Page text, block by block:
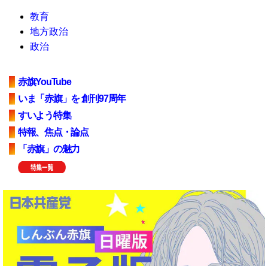
教育
地方政治
政治
赤旗YouTube
いま「赤旗」を 創刊97周年
すいよう特集
特報、焦点・論点
「赤旗」の魅力